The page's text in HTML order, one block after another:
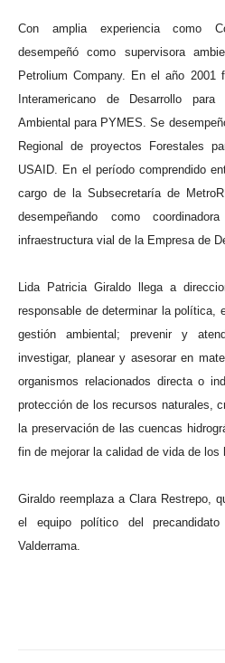
Con amplia experiencia como
desempeñó como supervisora
Petrolium Company. En el año 2001
Interamericano de Desarrollo
Ambiental para PYMES. Se
Regional de proyectos Forestales
USAID. En el período comprendido
cargo de la Subsecretaría de
desempeñando como
infraestructura vial de la Empresa de
Lida Patricia Giraldo llega a
responsable de determinar la política,
gestión ambiental; prevenir y
investigar, planear y asesorar en
organismos relacionados directa o
protección de los recursos naturales,
la preservación de las cuencas
fin de mejorar la calidad de vida de los
Giraldo reemplaza a Clara Restrepo,
el equipo político del precandidato
Valderrama.